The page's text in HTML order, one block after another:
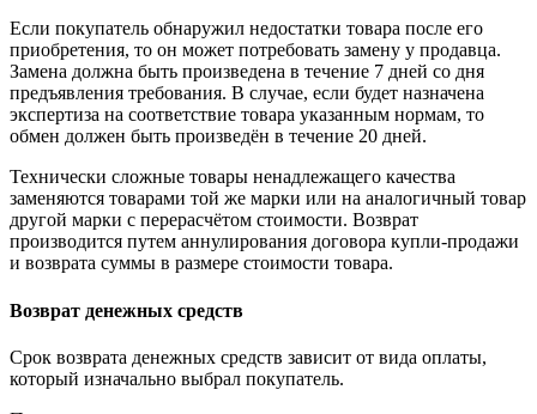
Если покупатель обнаружил недостатки товара после его
приобретения, то он может потребовать замену у продавца.
Замена должна быть произведена в течение 7 дней со дня
предъявления требования. В случае, если будет назначена
экспертиза на соответствие товара указанным нормам, то
обмен должен быть произведён в течение 20 дней.
Технически сложные товары ненадлежащего качества
заменяются товарами той же марки или на аналогичный товар
другой марки с перерасчётом стоимости. Возврат
производится путем аннулирования договора купли-продажи
и возврата суммы в размере стоимости товара.
Возврат денежных средств
Срок возврата денежных средств зависит от вида оплаты,
который изначально выбрал покупатель.